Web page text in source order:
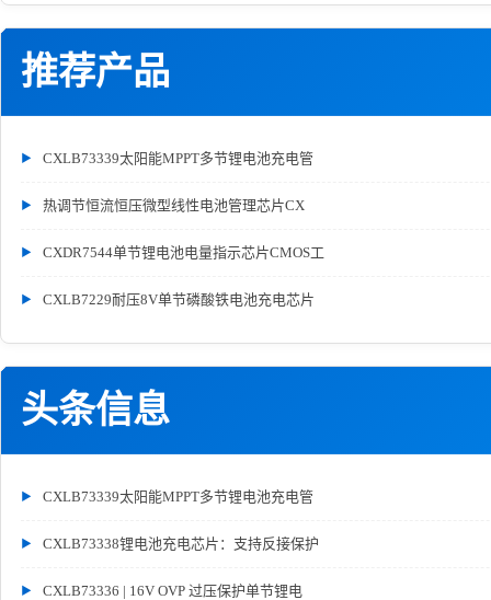
推荐产品
CXLB73339太阳能MPPT多节锂电池充电管
热调节恒流恒压微型线性电池管理芯片CX
CXDR7544单节锂电池电量指示芯片CMOS工
CXLB7229耐压8V单节磷酸铁电池充电芯片
头条信息
CXLB73339太阳能MPPT多节锂电池充电管
CXLB73338锂电池充电芯片：支持反接保护
CXLB73336 | 16V OVP 过压保护单节锂电